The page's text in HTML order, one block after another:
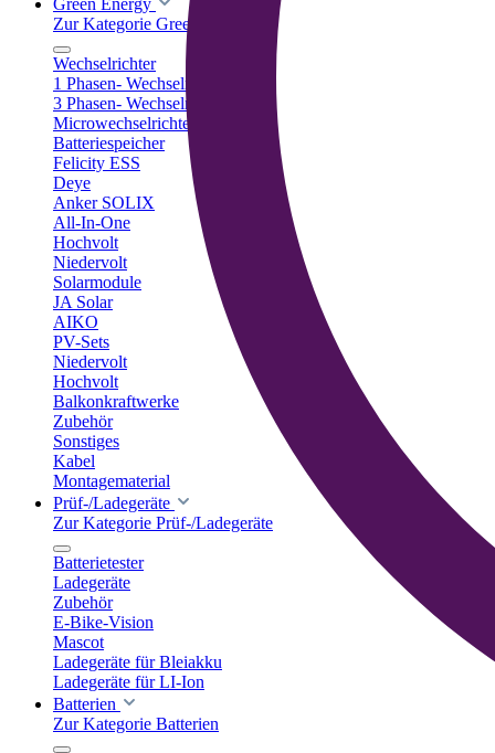
Green Energy
Zur Kategorie Green Energy
Wechselrichter
1 Phasen- Wechselrichter
3 Phasen- Wechselrichter
Microwechselrichter
Batteriespeicher
Felicity ESS
Deye
Anker SOLIX
All-In-One
Hochvolt
Niedervolt
Solarmodule
JA Solar
AIKO
PV-Sets
Niedervolt
Hochvolt
Balkonkraftwerke
Zubehör
Sonstiges
Kabel
Montagematerial
Prüf-/Ladegeräte
Zur Kategorie Prüf-/Ladegeräte
Batterietester
Ladegeräte
Zubehör
E-Bike-Vision
Mascot
Ladegeräte für Bleiakku
Ladegeräte für LI-Ion
Batterien
Zur Kategorie Batterien